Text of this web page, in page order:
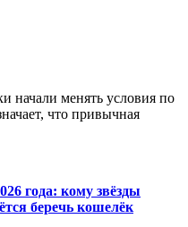
начали менять условия по
что привычная
года: кому звёзды
беречь кошелёк